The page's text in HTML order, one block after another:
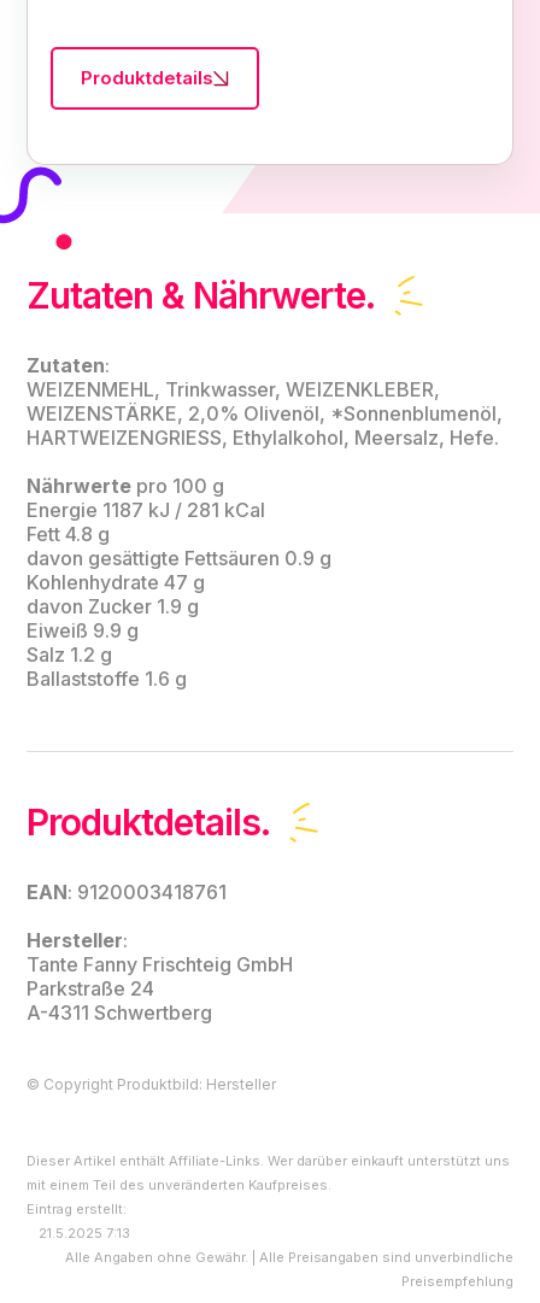
Produktdetails
Zutaten & Nährwerte.
Zutaten:
WEIZENMEHL, Trinkwasser, WEIZENKLEBER,
WEIZENSTÄRKE, 2,0% Olivenöl, *Sonnenblumenöl,
HARTWEIZENGRIESS, Ethylalkohol, Meersalz, Hefe.
Nährwerte pro 100 g
Energie 1187 kJ / 281 kCal
Fett 4.8 g
davon gesättigte Fettsäuren 0.9 g
Kohlenhydrate 47 g
davon Zucker 1.9 g
Eiweiß 9.9 g
Salz 1.2 g
Ballaststoffe 1.6 g
Produktdetails.
EAN: 9120003418761
Hersteller:
Tante Fanny Frischteig GmbH
Parkstraße 24
A-4311 Schwertberg
© Copyright Produktbild: Hersteller
Dieser Artikel enthält Affiliate-Links. Wer darüber einkauft unterstützt uns
mit einem Teil des unveränderten Kaufpreises.
Eintrag erstellt:
21.5.2025 7:13
Alle Angaben ohne Gewähr. | Alle Preisangaben sind unverbindliche
Preisempfehlung